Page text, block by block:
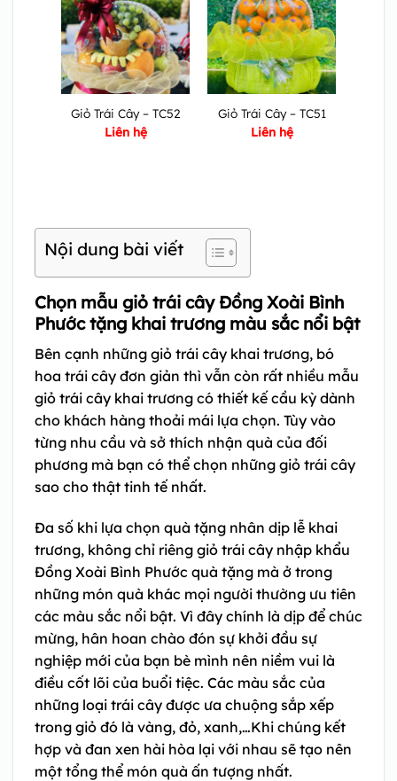
Giỏ Trái Cây – TC52
Liên hệ
Giỏ Trái Cây – TC51
Liên hệ
Nội dung bài viết
Chọn mẫu giỏ trái cây Đồng Xoài Bình
Phước tặng khai trương màu sắc nổi bật
Bên cạnh những giỏ trái cây khai trương, bó
hoa trái cây đơn giản thì vẫn còn rất nhiều mẫu
giỏ trái cây khai trương có thiết kế cầu kỳ dành
cho khách hàng thoải mái lựa chọn. Tùy vào
từng nhu cầu và sở thích nhận quà của đối
phương mà bạn có thể chọn những giỏ trái cây
sao cho thật tinh tế nhất.
Đa số khi lựa chọn quà tặng nhân dịp lễ khai
trương, không chỉ riêng giỏ trái cây nhập khẩu
Đồng Xoài Bình Phước quà tặng mà ở trong
những món quà khác mọi người thường ưu tiên
các màu sắc nổi bật. Vì đây chính là dịp để chúc
mừng, hân hoan chào đón sự khởi đầu sự
nghiệp mới của bạn bè mình nên niềm vui là
điều cốt lõi của buổi tiệc. Các màu sắc của
những loại trái cây được ưa chuộng sắp xếp
trong giỏ đó là vàng, đỏ, xanh,…Khi chúng kết
hợp và đan xen hài hòa lại với nhau sẽ tạo nên
một tổng thể món quà ấn tượng nhất.